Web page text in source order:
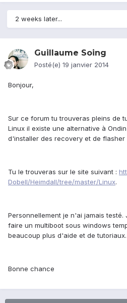
2 weeks later...
Guillaume Soing
Posté(e) 19 janvier 2014
Bonjour,
Sur ce forum tu trouveras pleins de
Linux il existe une alternative à
d'installer des recovery et de flasher
Tu le trouveras sur le site suivant :
Dobell/Heimdall/tree/master/Linux.
Personnellement je n'ai jamais
faire un multiboot sous windows
beaucoup plus d'aide et de tutoriaux.
Bonne chance